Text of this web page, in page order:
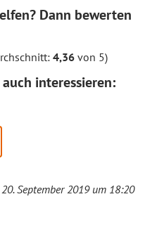
Dann bewerten
4,36 von 5)
interessieren:
September 2019 um 18:20